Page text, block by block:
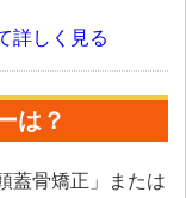
詳しく見る
は？
蓋骨矯正」または